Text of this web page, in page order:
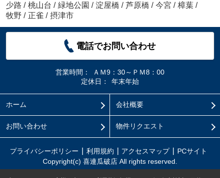
少路 / 桃山台 / 緑地公園 / 淀屋橋 / 芦原橋 / 今宮 / 樟葉 /
牧野 / 正雀 / 摂津市
電話でお問い合わせ
営業時間：
ＡＭ9：30～ＰＭ8：00
定休日：
年末年始
ホーム 会社概要
お問い合わせ 物件リクエスト
プライバシーポリシー 利用規約 アクセスマップ
PCサイト
Copyright(c) 喜連瓜破店 All rights reserved.